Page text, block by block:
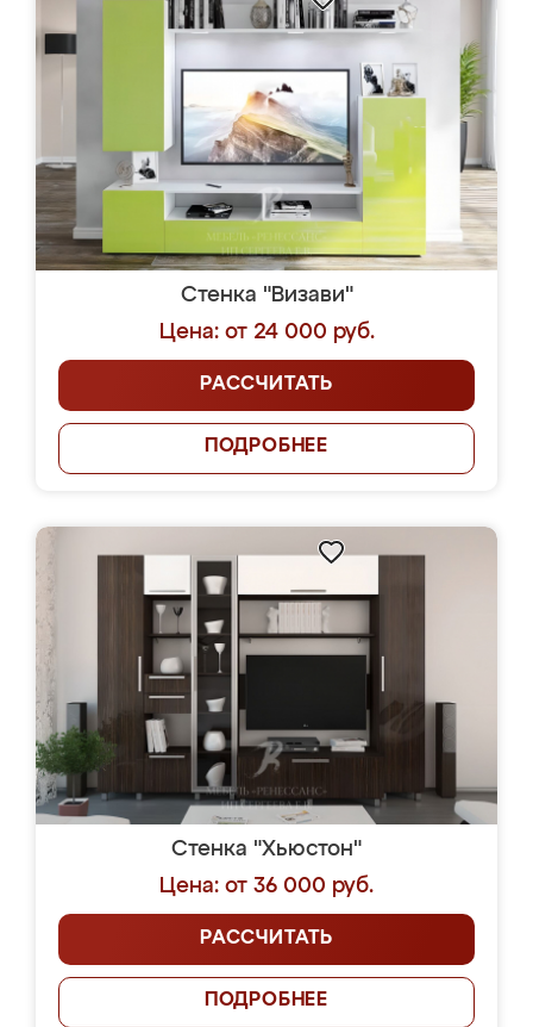
Стенка "Визави"
Цена: от 24 000 руб.
РАССЧИТАТЬ
ПОДРОБНЕЕ
Стенка "Хьюстон"
Цена: от 36 000 руб.
РАССЧИТАТЬ
ПОДРОБНЕЕ